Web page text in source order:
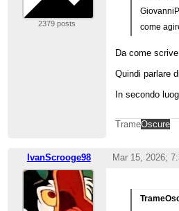
2379 posts
come
Da come
Quindi parlare
In secondo
TrameOscure
IvanScrooge98 Mar 15, 2026;